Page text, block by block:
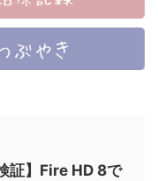
証】Fire HD 8で